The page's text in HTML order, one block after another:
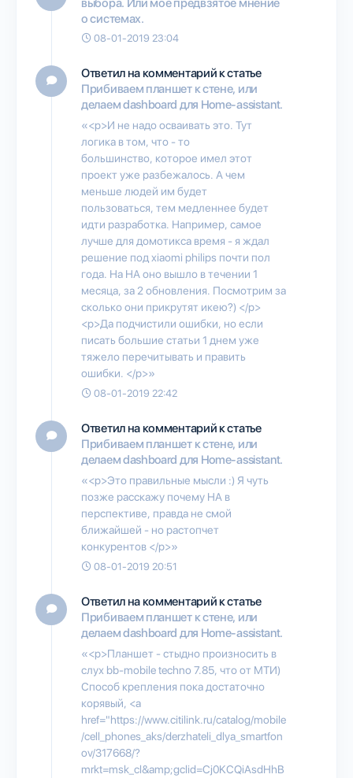
о системах.
08-01-2019 23:04
Ответил на комментарий к статье
Прибиваем планшет к стене, или
делаем dashboard для Home-assistant.
«<p>И не надо осваивать это. Тут
логика в том, что - то
большинство, которое имел этот
проект уже разбежалось. А чем
меньше людей им будет
пользоваться, тем медленнее будет
идти разработка. Например, самое
лучше для домотикса время - я ждал
решение под xiaomi philips почти пол
года. На НА оно вышло в течении 1
месяца, за 2 обновления. Посмотрим за
сколько они прикрутят икею?) </p>
<p>Да подчистили ошибки, но если
писать большие статьи 1 днем уже
тяжело перечитывать и править
ошибки. </p>»
08-01-2019 22:42
Ответил на комментарий к статье
Прибиваем планшет к стене, или
делаем dashboard для Home-assistant.
«<p>Это правильные мысли :) Я чуть
позже расскажу почему HA в
перспективе, правда не смой
ближайшей - но растопчет
конкурентов </p>»
08-01-2019 20:51
Ответил на комментарий к статье
Прибиваем планшет к стене, или
делаем dashboard для Home-assistant.
«<p>Планшет - стыдно произносить в
слух bb-mobile techno 7.85, что от МТИ)
Способ крепления пока достаточно
корявый, <a
href="https://www.citilink.ru/catalog/mobile
/cell_phones_aks/derzhateli_dlya_smartfon
ov/317668/?
mrkt=msk_cl&amp;gclid=Cj0KCQiAsdHhB